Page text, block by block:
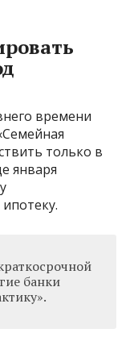
времени
только в
января
банки